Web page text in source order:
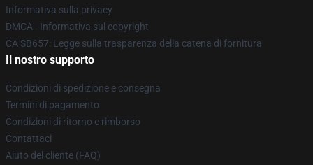
Informativa sulla privacy
DMCA - Informativa sul copyright
CA SB657: Legge sulla trasparenza della catena di fornitura
Il nostro supporto
Condizioni di spedizione e consegna
Termini di pagamento
Condizioni di ritorno e rimborso
Contattaci
Aiuto del cliente (FAQ)